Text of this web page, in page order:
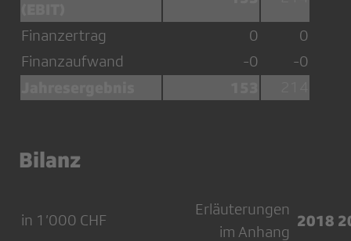
Finanzertrag 0
0
Finanzaufwand
-0 -0
Bilanz
in 1’000 CHF
Erläuterungen
im Anhang
2018